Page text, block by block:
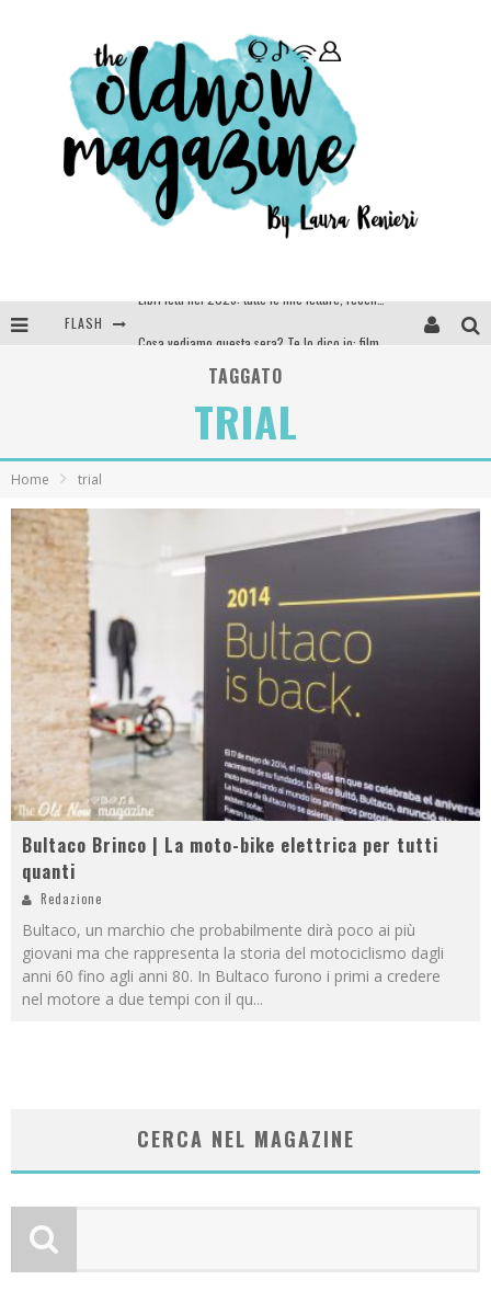
FLASH
SEE YOU AT 5 | Chanel
Libri letti nel 2025: tutte le mie letture, recensioni e giudizi
TAGGATO
TRIAL
Home trial
Bultaco Brinco | La moto-bike elettrica per tutti
quanti
Redazione
Bultaco, un marchio che probabilmente dirà poco ai più
giovani ma che rappresenta la storia del motociclismo dagli
anni 60 fino agli anni 80. In Bultaco furono i primi a credere
nel motore a due tempi con il qu...
CERCA NEL MAGAZINE